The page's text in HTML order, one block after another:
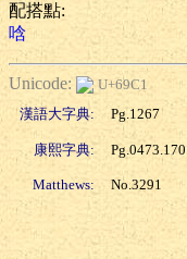
配搭點:
唅
Unicode:
U+69C1
漢語大字典:
Pg.1267
康熙字典: Pg.0473.170
Matthews: No.3291